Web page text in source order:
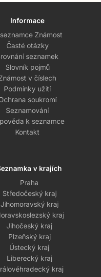
Informace
Známost
Časté otázky
seznamek
Slovník pojmů
v číslech
Podmínky užití
soukromí
Seznamování
k seznamce
Kontakt
v krajích
Praha
Středočeský kraj
Jihomoravský kraj
kraj
Jihočeský kraj
Plzeňský kraj
Ústecký kraj
Liberecký kraj
kraj